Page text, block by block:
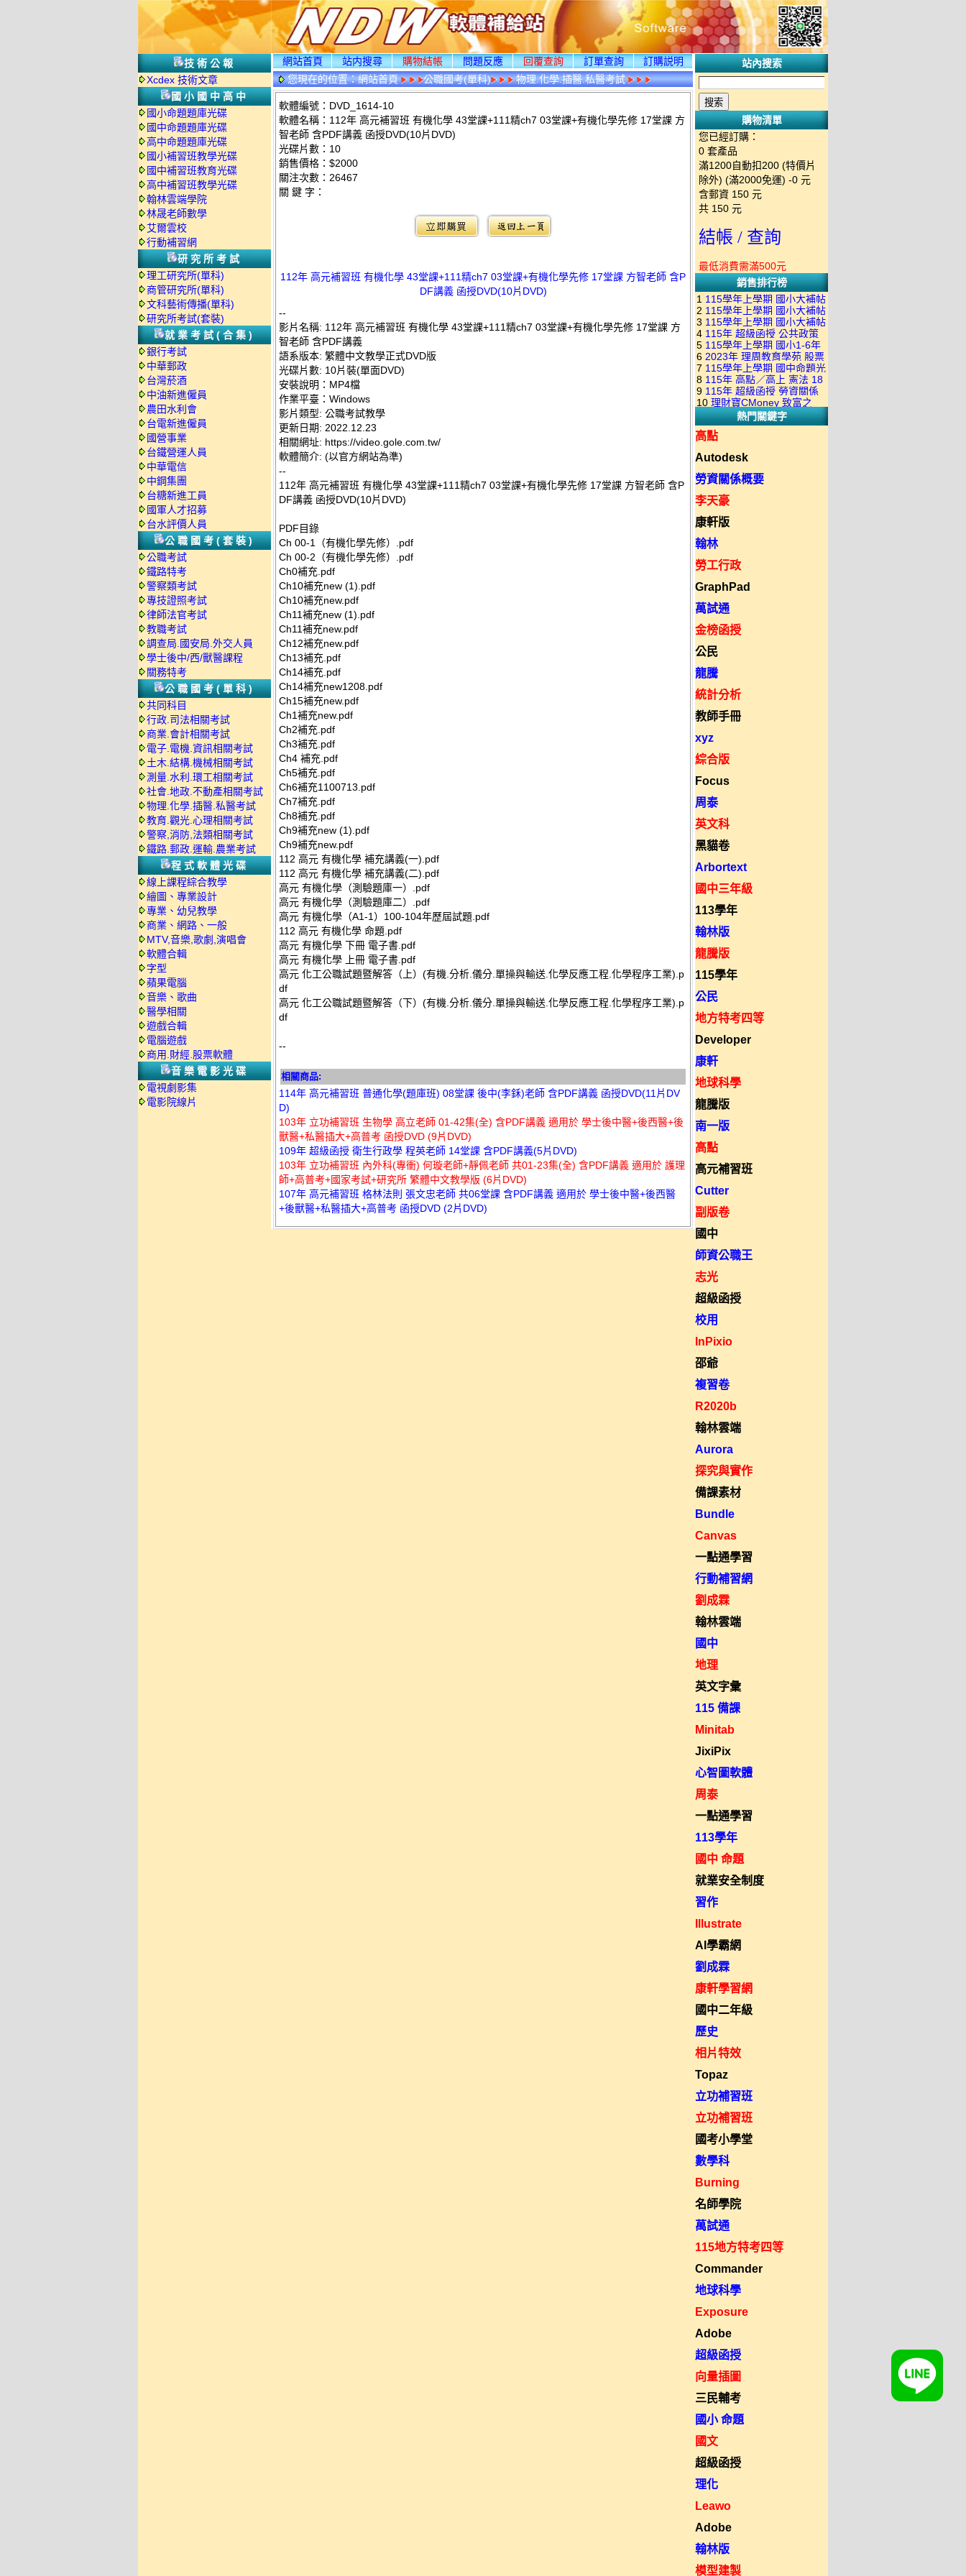
技術公報
Xcdex 技術文章
國小國中高中
國小命題題庫光碟
國中命題題庫光碟
高中命題題庫光碟
國小補習班教學光碟
國中補習班教育光碟
高中補習班教學光碟
翰林雲端學院
林晟老師數學
艾爾雲校
行動補習網
研究所考試
理工研究所(單科)
商管研究所(單科)
文科藝術傳播(單科)
研究所考試(套裝)
就業考試(合集)
銀行考試
中華郵政
台灣菸酒
中油新進僱員
農田水利會
台電新進僱員
國營事業
台鐵營運人員
中華電信
中鋼集團
台糖新進工員
國軍人才招募
台水評價人員
公職國考(套裝)
公職考試
鐵路特考
警察類考試
專技證照考試
律師法官考試
教職考試
調查局.國安局.外交人員
學士後中/西/獸醫課程
關務特考
公職國考(單科)
共同科目
行政.司法相關考試
商業.會計相關考試
電子.電機.資訊相關考試
土木.結構.機械相關考試
測量.水利.環工相關考試
社會.地政.不動產相關考試
物理.化學.插醫.私醫考試
教育.觀光.心理相關考試
警察,消防,法類相關考試
鐵路.郵政.運輸.農業考試
程式軟體光碟
線上課程綜合教學
繪圖、專業設計
專業、幼兒教學
商業、網路、一般
MTV,音樂,歌劇,演唱會
軟體合輯
字型
蘋果電腦
音樂、歌曲
醫學相關
遊戲合輯
電腦遊戲
商用.財經.股票軟體
音樂電影光碟
電視劇影集
電影院線片
網站首頁 站内搜尋 購物結帳 問題反應 回覆查詢 訂單查詢
訂購説明
您現在的位置：網站首頁 公職國考(單科)
物理.化學.插醫.私醫考試
光碟詳情
軟體編號：DVD_1614-10
軟體名稱：112年 高元補習班 有機化學 43堂課+111精ch7 03堂課+有機化學先修 17堂課 方
智老師 含PDF講義 函授DVD(10片DVD)
光碟片數：10
銷售價格：$2000
關注次數： 26467
關 鍵 字：
112年 高元補習班 有機化學 43堂課+111精ch7 03堂課+有機化學先修 17堂課 方智老師 含P
DF講義 函授DVD(10片DVD)
--
影片名稱: 112年 高元補習班 有機化學 43堂課+111精ch7 03堂課+有機化學先修 17堂課 方
智老師 含PDF講義
語系版本: 繁體中文教學正式DVD版
光碟片數: 10片裝(單面DVD)
安裝說明：MP4檔
作業平臺：Windows
影片類型: 公職考試教學
更新日期: 2022.12.23
相關網址: https://video.gole.com.tw/
軟體簡介: (以官方網站為準)
--
112年 高元補習班 有機化學 43堂課+111精ch7 03堂課+有機化學先修 17堂課 方智老師 含P
DF講義 函授DVD(10片DVD)
PDF目錄
Ch 00-1（有機化學先修）.pdf
Ch 00-2（有機化學先修）.pdf
Ch0補充.pdf
Ch10補充new (1).pdf
Ch10補充new.pdf
Ch11補充new (1).pdf
Ch11補充new.pdf
Ch12補充new.pdf
Ch13補充.pdf
Ch14補充.pdf
Ch14補充new1208.pdf
Ch15補充new.pdf
Ch1補充new.pdf
Ch2補充.pdf
Ch3補充.pdf
Ch4 補充.pdf
Ch5補充.pdf
Ch6補充1100713.pdf
Ch7補充.pdf
Ch8補充.pdf
Ch9補充new (1).pdf
Ch9補充new.pdf
112 高元 有機化學 補充講義(一).pdf
112 高元 有機化學 補充講義(二).pdf
高元 有機化學（測驗題庫一）.pdf
高元 有機化學（測驗題庫二）.pdf
高元 有機化學（A1-1）100-104年歷屆試題.pdf
112 高元 有機化學 命題.pdf
高元 有機化學 下冊 電子書.pdf
高元 有機化學 上冊 電子書.pdf
高元 化工公職試題暨解答（上）(有機.分析.儀分.單操與輸送.化學反應工程.化學程序工業).p
df
高元 化工公職試題暨解答（下）(有機.分析.儀分.單操與輸送.化學反應工程.化學程序工業).p
df
--
相關商品:
114年 高元補習班 普通化學(題庫班) 08堂課 後中(李鉌)老師 含PDF講義 函授DVD(11片DV
D)
103年 立功補習班 生物學 高立老師 01-42集(全) 含PDF講義 適用於 學士後中醫+後西醫+後
獸醫+私醫插大+高普考 函授DVD (9片DVD)
109年 超級函授 衛生行政學 程英老師 14堂課 含PDF講義(5片DVD)
103年 立功補習班 內外科(專衝) 何璇老師+靜佩老師 共01-23集(全) 含PDF講義 適用於 護理
師+高普考+國家考試+研究所 繁體中文教學版 (6片DVD)
107年 高元補習班 格林法則 張文忠老師 共06堂課 含PDF講義 適用於 學士後中醫+後西醫
+後獸醫+私醫插大+高普考 函授DVD (2片DVD)
站內搜索
購物清單
您已經訂購：
0 套產品
滿1200自動扣200 (特價片
除外) (滿2000免運) -0 元
含郵資 150 元
共 150 元
結帳 / 查詢
最低消費需滿500元
銷售排行榜
1 115學年上學期 國小大補帖
南一版 國語+數學+社會+生活
+自然 1-6年級 教學光碟DVD
版(3DVD)
2 115學年上學期 國小大補帖
康軒版 國語+數學+社會+生活
+自然 1-6年級 教學光碟DVD
版(3DVD)
3 115學年上學期 國小大補帖
翰林版 國語+數學+社會+生活
+自然 1-6年級 教學光碟DVD
版(3DVD)
4 115年 超級函授 公共政策
22堂課+總複習 張楚老師 含
PDF講義 函授DVD(9DVD)
5 115學年上學期 國小1-6年
級 習作解答(含康軒.南一.翰林
全版本.全科目)合輯版 DVD版
6 2023年 理周教育學苑 股票
當沖煉金術 主講：朱家泓 國
語發音 DVD版
7 115學年上學期 國中命題光
碟 翰林版 英文科 1-3年級 題
庫光碟
8 115年 高點／高上 憲法 18
堂課 宗台大老師 含PDF講義
函授DVD(8DVD)【適用於律
師司法考試】
9 115年 超級函授 勞資關係
概要 11堂課+總複習 陸川老
師 含PDF講義 函授
DVD(5DVD)
10 理財寶CMoney 致富之
道：上班族飆股攻略班 主
講：朱家泓+林穎 國語發音
熱門關鍵字
高點
Autodesk
勞資關係概要
李天豪
康軒版
翰林
勞工行政
GraphPad
萬試通
金榜函授
公民
龍騰
統計分析
教師手冊
xyz
綜合版
Focus
周泰
英文科
黑貓卷
Arbortext
國中三年級
113學年
翰林版
龍騰版
115學年
公民
地方特考四等
Developer
康軒
地球科學
龍騰版
南一版
高點
高元補習班
Cutter
副版卷
國中
師資公職王
志光
超級函授
校用
InPixio
邵爺
複習卷
R2020b
翰林雲端
Aurora
探究與實作
備課素材
Bundle
Canvas
一點通學習
行動補習網
劉成霖
翰林雲端
國中
地理
英文字彙
115 備課
Minitab
JixiPix
心智圖軟體
周泰
一點通學習
113學年
國中 命題
就業安全制度
習作
Illustrate
AI學霸網
劉成霖
康軒學習網
國中二年級
歷史
相片特效
Topaz
立功補習班
立功補習班
國考小學堂
數學科
Burning
名師學院
萬試通
115地方特考四等
Commander
地球科學
Exposure
Adobe
超級函授
向量插圖
三民輔考
國小 命題
國文
超級函授
理化
Leawo
Adobe
翰林版
模型建製